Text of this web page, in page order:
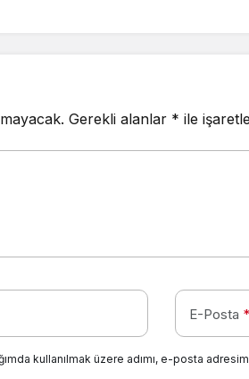
Gerekli alanlar * ile
E-Posta *
kullanılmak üzere adımı, e-posta